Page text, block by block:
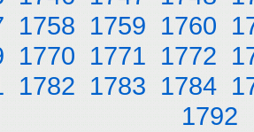
1758 1759 1760
1770 1771 1772
1782 1783 1784
1792